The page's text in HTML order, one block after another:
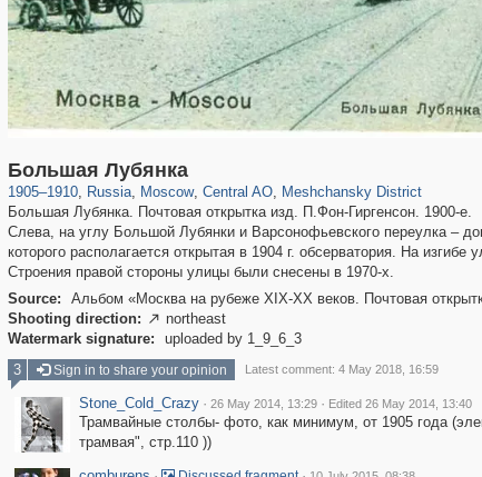
Большая Лубянка
1905–1910, Russia
1,406,336
, Moscow
319,780 8,286
, Central AO
159,978
, Meshchansky District
Большая Лубянка. Почтовая открытка изд. П.Фон-Гиргенсон. 1900-е.
Слева, на углу Большой Лубянки и Варсонофьевского переулка –
которого располагается открытая в 1904 г. обсерватория. На
Строения правой стороны улицы были снесены в 1970-х.
Source:
Альбом «Москва на рубеже XIX-XX веков. Почтовая
Shooting direction:  northeast
Watermark signature:
uploaded by 1_9_6_3
3 Sign in to share your opinion Latest comment: 4 May 2018, 16:59
Stone_Cold_Crazy · 26 May 2014, 13:29 · Edited 26 May 2014, 13:40
Трамвайные столбы- фото, как минимум, от 1905 года
трамвая", стр.110 ))